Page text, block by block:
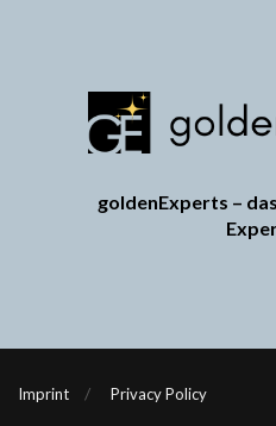
goldenExperts –
Imprint Privacy Policy